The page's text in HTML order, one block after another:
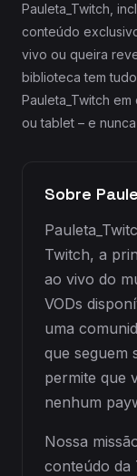
Pauleta_Twitch,
conteúdo
vivo ou queira
biblioteca tem
Pauleta_Twitch
ou tablet – e
Sobre
Twitch, a
ao vivo do
VODs
uma
que seguem
permite que
nenhum
Nossa
conteúdo da